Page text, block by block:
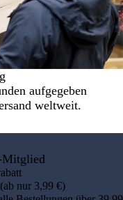
aufgegeben
weltweit.
Mitglied
nur 3,99 €)